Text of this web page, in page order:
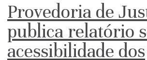
Provedoria de
publica relatório
acessibilidade dos